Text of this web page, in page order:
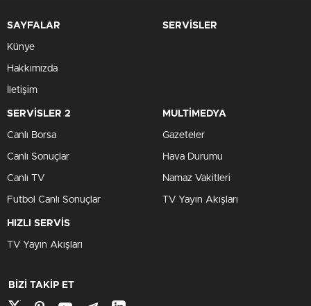
SAYFALAR
Künye
Hakkımızda
İletişim
SERVİSLER
SERVİSLER 2
Canlı Borsa
Canlı Sonuçlar
Canlı TV
Futbol Canlı Sonuçlar
MULTİMEDYA
Gazeteler
Hava Durumu
Namaz Vakitleri
TV Yayın Akışları
HIZLI SERVİS
TV Yayın Akışları
BİZİ TAKİP ET